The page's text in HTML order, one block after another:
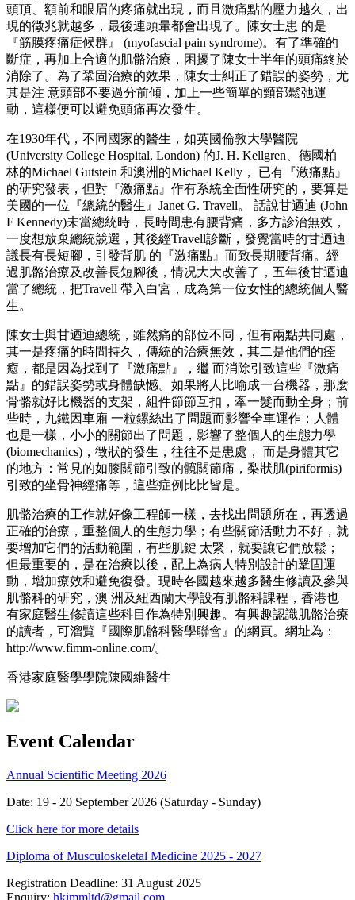
頭頂、額前和眼眉的疼痛就出現，而且激痛點的壓力越久，出
現的徵兆就越多，最後連頭暈都會出現了。陳女士患 的是
『筋膜疼痛症候群』 (myofascial pain syndrome)。有了準確的
斷症，再加上合適的肌骼治療，困擾了陳女士半年的頭痛終於
消除了。為了鞏固治療的效果，陳女士糾正了錯誤的姿勢，尤
其是注 意頭部不要過分前傾，加上一些簡單的頸部鬆弛運
動，這樣便可以避免頭痛再次發生。
在1930年代，不同國家的醫生，如英國倫敦大學醫院
(University College Hospital, London) 的J. H. Kellgren、德國柏
林的Michael Gutstein 和澳洲的Michael Kelly， 已有『激痛點』
的研究發表，但對『激痛點』作有系統全面性研究的，要算是
美國的一位『總統的醫生』Janet G. Travell。 話說甘迺迪 (John
F Kennedy)未當總統時，長時間患有腰背痛，多方診治無效，
一度想放棄總統競選，其後經Travell診斷，發覺當時的甘迺迪
議長有長短腳，引發背肌 的『激痛點』而致長期腰背痛。經
過肌骼治療及改善長短腳後，情况大大改善了，五年後甘迺迪
當了總統，把Travell 帶入白宮，成為第一位女性的總統個人醫
生。
陳女士與甘迺迪總統，雖然痛的部位不同，但有兩點共同處，
其一是疼痛的時間持久，傳統的治療無效，其二是他們的痊
癒，都是因為找到了『激痛點』，繼 而消除引致這些『激痛
點』的錯誤姿勢或身體缺憾。如果將人比喻成一台機器，那麽
骨骼就好比機器的支架，組件節節互扣，牽一髮而動全身；前
些時，九鐵因車廂 一粒鏍絲出了問題而影響全車運作；人體
也是一樣，小小的關節出了問題，影響了整個人的生態力學
(biomechanics)，徵狀的發生，往往不是患處， 而是身體其它
的地方：常見的如膝關節引致的髖關節痛，梨狀肌(piriformis)
引致的坐骨神經痛等，這些症例比比皆是。
肌骼治療的工作就好像工程師一樣，去找出問題所在，再透過
正確的治療，重整個人的生態力學；有些關節活動力不好，就
要增加它們的活動範圍，有些肌鍵 太緊，就要讓它們放鬆；
但最重要的，是在治療以後，配上為病人特別設計的鞏固運
動，增加療效和避免復發。現時各國越來越多醫生修讀及參與
肌骼科的研究，澳 洲及紐西蘭大學設有肌骼科課程，香港也
有家庭醫生修讀這些科目作為特別興趣。有興趣認識肌骼治療
的讀者，可溜覧『國際肌骼科醫學聯會』的網頁。網址為：
http://www.fimm-online.com/。
香港家庭醫學學院陳國維醫生
Event Calendar
Annual Scientific Meeting 2026
Date: 19 - 20 September 2026 (Saturday - Sunday)
Click here for more details
Diploma of Musculoskeletal Medicine 2025 - 2027
Registration Deadline: 31 August 2025
Enquiry: hkimmltd@gmail.com